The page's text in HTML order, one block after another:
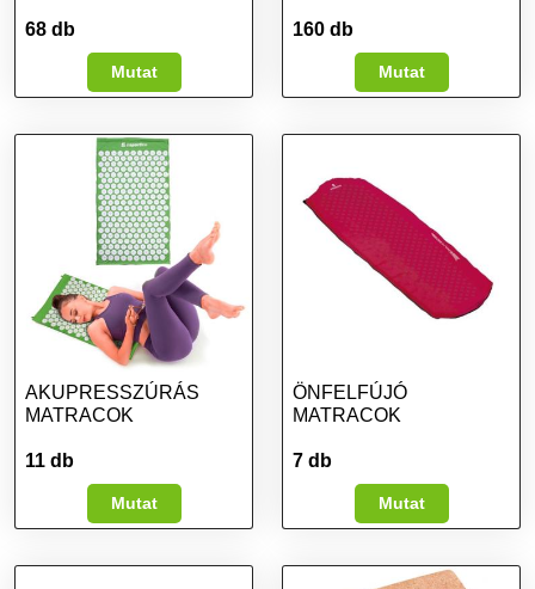
68 db
Mutat
160 db
Mutat
AKUPRESSZÚRÁS
MATRACOK
11 db
Mutat
ÖNFELFÚJÓ
MATRACOK
7 db
Mutat